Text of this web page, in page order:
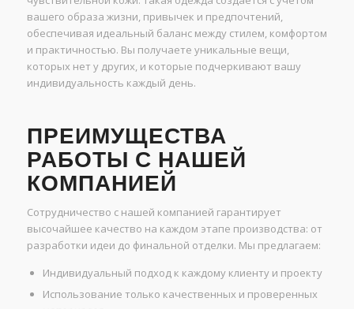
вашего образа жизни, привычек и предпочтений,
обеспечивая идеальный баланс между стилем, комфортом
и практичностью. Вы получаете уникальные вещи,
которых нет у других, и которые подчеркивают вашу
индивидуальность каждый день.
ПРЕИМУЩЕСТВА
РАБОТЫ С НАШЕЙ
КОМПАНИЕЙ
Сотрудничество с нашей компанией гарантирует
высочайшее качество на каждом этапе производства: от
разработки идеи до финальной отделки. Мы предлагаем:
Индивидуальный подход к каждому клиенту и проекту
Использование только качественных и проверенных